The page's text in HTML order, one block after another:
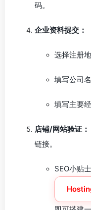
码。
企业资料提交：
选择注册
填写公司
填写主要
店铺/网站验证：
链接。
SEO小贴士